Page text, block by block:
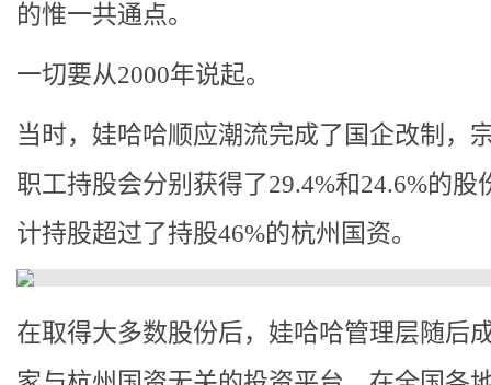
的惟一共通点。
一切要从2000年说起。
当时，娃哈哈顺应潮流完成了国企改制，
职工持股会分别获得了29.4%和24.6%的股
计持股超过了持股46%的杭州国资。
在取得大多数股份后，娃哈哈管理层随后